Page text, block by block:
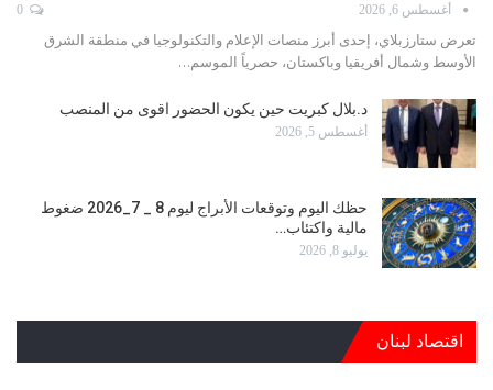
أغسطس 6, 2026
تعرض ستارزبلاي، إحدى أبرز منصات الإعلام والتكنولوجيا في منطقة الشرق
الأوسط وشمال أفريقيا وباكستان، حصرياً الموسم…
د.بلال كبريت حين يكون الحضور اقوى من المنصب
أغسطس 5, 2026
حظك اليوم وتوقعات الأبراج ليوم 8 _ 7_2026 ضغوط
مالية واكتئاب…
يوليو 8, 2026
اقتصاد لبنان